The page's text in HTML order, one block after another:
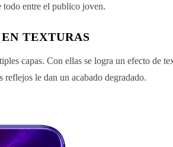
todo entre el publico joven.
TEXTURAS
capas. Con ellas se logra un efecto de
le dan un acabado degradado.